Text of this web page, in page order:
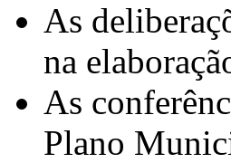
As
na
As
Plano